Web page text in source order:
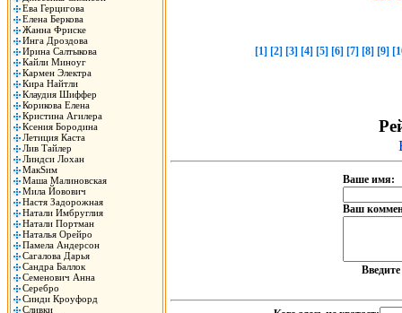
Ева Герцигова
Елена Беркова
Жанна Фриске
Инга Дроздова
Ирина Салтыкова
Кайли Миноуг
Кармен Электра
Кира Найтли
Клаудия Шиффер
Корикова Елена
Кристина Агилера
Ксения Бородина
Летиция Каста
Лив Тайлер
Линдси Лохан
МакSим
Маша Малиновская
Мила Йовович
Настя Задорожная
Натали Имбруглия
Натали Портман
Наталья Орейро
Памела Андерсон
Сагалова Дарья
Сандра Баллок
Семенович Анна
Серебро
Синди Кроуфорд
Сливки
[1] [2] [3] [4] [5] [6] [7] [8] [9]
Ваше имя:
Ваш